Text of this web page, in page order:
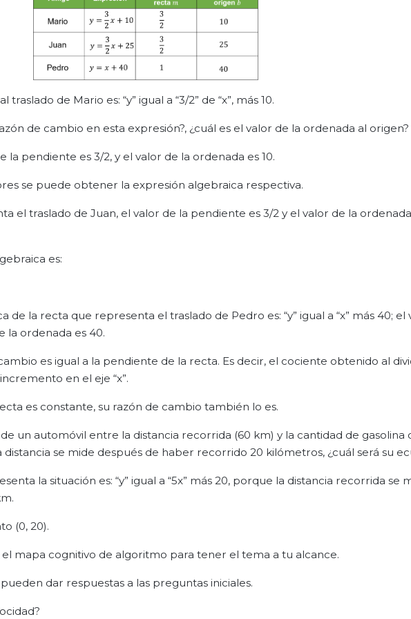
de Mario es: “y” igual a “3/2” de “x”, más 10.
de cambio en esta expresión?, ¿cuál es el valor de la ordenada al origen?
la pendiente es 3/2, y el valor de la ordenada es 10.
se puede obtener la expresión algebraica respectiva.
el traslado de Juan, el valor de la pendiente es 3/2 y el valor de la ordenada
es:
de la recta que representa el traslado de Pedro es: “y” igual a “x” más 40; el
la ordenada es 40.
es igual a la pendiente de la recta. Es decir, el cociente obtenido al
en el eje “x”.
es constante, su razón de cambio también lo es.
un automóvil entre la distancia recorrida (60 km) y la cantidad de gasolina
distancia se mide después de haber recorrido 20 kilómetros, ¿cuál será su
la situación es: “y” igual a “5x” más 20, porque la distancia recorrida se
(0, 20).
mapa cognitivo de algoritmo para tener el tema a tu alcance.
dar respuestas a las preguntas iniciales.